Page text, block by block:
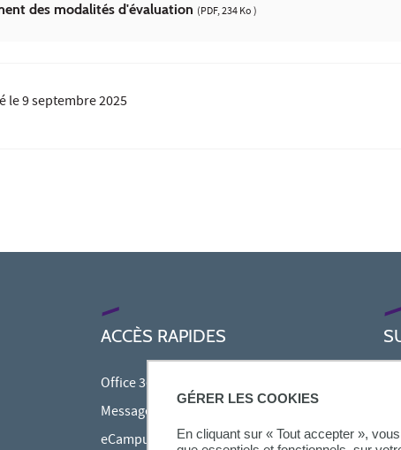
GÉRER LES COOKIES
En cliquant sur « Tout accepter »,
des modalités d'évaluation (PDF, 234 Ko )
le9 septembre 2025
ACCÈS RAPIDES
Office 365
Messagerie étudiante
eCampus